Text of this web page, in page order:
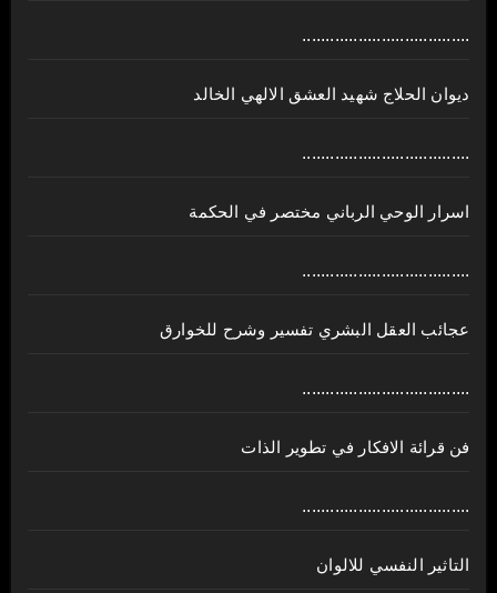
....................................
ديوان الحلاج شهيد العشق الالهي الخالد
....................................
اسرار الوحي الرباني مختصر في الحكمة
....................................
عجائب العقل البشري تفسير وشرح للخوارق
....................................
فن قرائة الافكار في تطوير الذات
....................................
التاثير النفسي للالوان